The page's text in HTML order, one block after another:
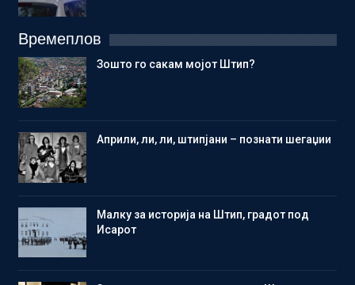
Времеплов
Зошто го сакам мојот Штип?
Aприли, ли, ли, штипјани – познати шегаџии
Малку за историја на Штип, градот под
Исарот